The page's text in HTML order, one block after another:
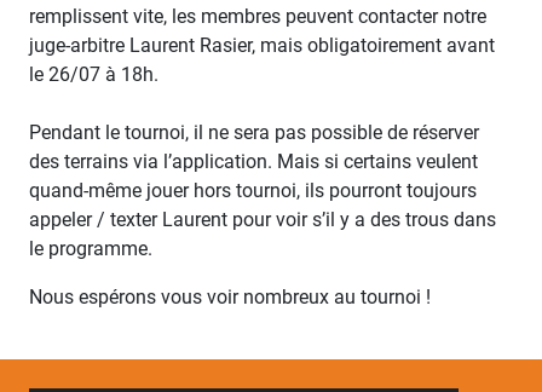
remplissent vite, les membres peuvent contacter notre
juge-arbitre Laurent Rasier, mais obligatoirement avant
le 26/07 à 18h.
Pendant le tournoi, il ne sera pas possible de réserver
des terrains via l’application. Mais si certains veulent
quand-même jouer hors tournoi, ils pourront toujours
appeler / texter Laurent pour voir s’il y a des trous dans
le programme.
Nous espérons vous voir nombreux au tournoi !